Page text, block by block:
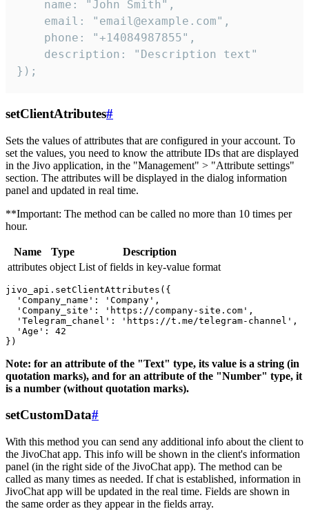
    name: "John Smith",
    email: "email@example.com",
    phone: "+14084987855",
    description: "Description text"
});
setClientAtributes#
Sets the values ​​of attributes that are configured in your account. To
set the values, you need to know the attribute IDs that are displayed
in the Jivo application, in the "Management" > "Attribute settings"
section. The attributes will be displayed in the dialog information
panel and updated in real time.
**Important: The method can be called no more than 10 times per
hour.
Name Type
Description
attributes object List of fields in key-value format
jivo_api.setClientAttributes({
  'Company_name': 'Company',
  'Company_site': 'https://company-site.com',
  'Telegram_chanel': 'https://t.me/telegram-channel',
  'Age': 42
Note: for an attribute of the "Text" type, its value is a string (in
quotation marks), and for an attribute of the "Number" type, it
is a number (without quotation marks).
setCustomData#
With this method you can send any additional info about the client to
the JivoChat app. This info will be shown in the client's information
panel (in the right side of the JivoChat app). The method can be
called as many times as needed. If chat is established, information in
JivoChat app will be updated in the real time. Fields are shown in
the same order as they appear in the fields array.